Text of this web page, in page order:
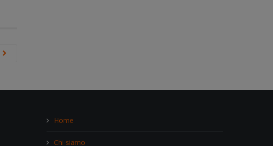
Home
Chi siamo